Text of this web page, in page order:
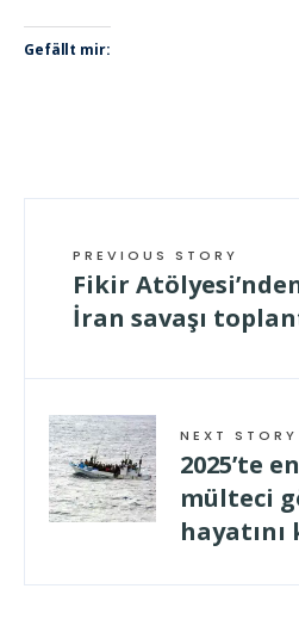
Gefällt mir:
PREVIOUS STORY
Fikir
İran savaşı
NEXT STORY
2025’te
mülteci